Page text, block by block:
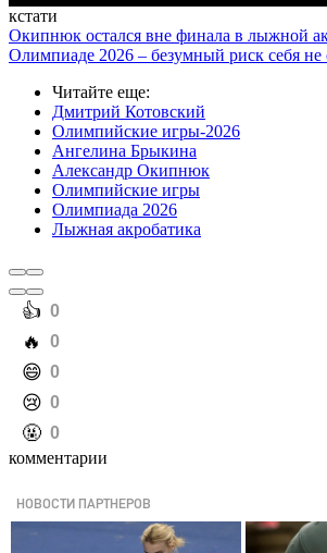
кстати
Окипнюк остался вне финала в лыжной
Олимпиаде 2026 – безумный риск себя не
Читайте еще:
Дмитрий Котовский
Олимпийские игры-2026
Ангелина Брыкина
Александр Окипнюк
Олимпийские игры
Олимпиада 2026
Лыжная акробатика
️👍 0
️🔥 0
️😄 0
️😢 0
️🤬 0
комментарии